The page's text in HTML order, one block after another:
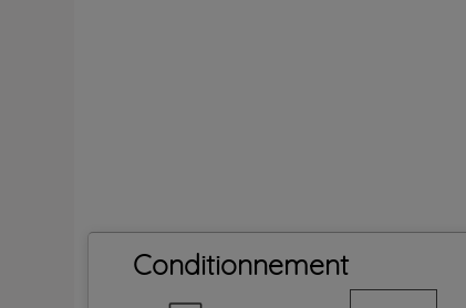
Conditionnement